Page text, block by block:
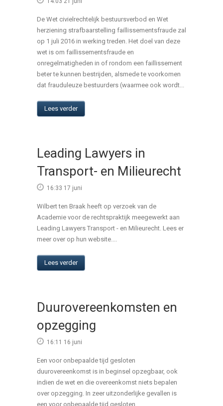
De Wet civielrechtelijk bestuursverbod en Wet
herziening strafbaarstelling faillissementsfraude zal
op 1 juli 2016 in werking treden. Het doel van deze
wet is om faillissementsfraude en
onregelmatigheden in of rondom een faillissement
beter te kunnen bestrijden, alsmede te voorkomen
dat frauduleuze bestuurders (waarmee ook wordt...
Lees verder
Leading Lawyers in
Transport- en Milieurecht
16:33 17 juni
Wilbert ten Braak heeft op verzoek van de
Academie voor de rechtspraktijk meegewerkt aan
Leading Lawyers Transport - en Milieurecht. Lees er
meer over op hun website....
Lees verder
Duurovereenkomsten en
opzegging
16:11 16 juni
Een voor onbepaalde tijd gesloten
duurovereenkomst is in beginsel opzegbaar, ook
indien de wet en die overeenkomst niets bepalen
over opzegging. In zeer uitzonderlijke gevallen is
een voor onbepaalde tijd gesloten